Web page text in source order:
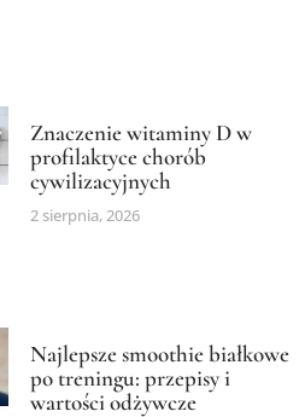
Znaczenie witaminy D w
profilaktyce chorób
cywilizacyjnych
2 sierpnia, 2026
Najlepsze smoothie białkowe
po treningu: przepisy i
wartości odżywcze